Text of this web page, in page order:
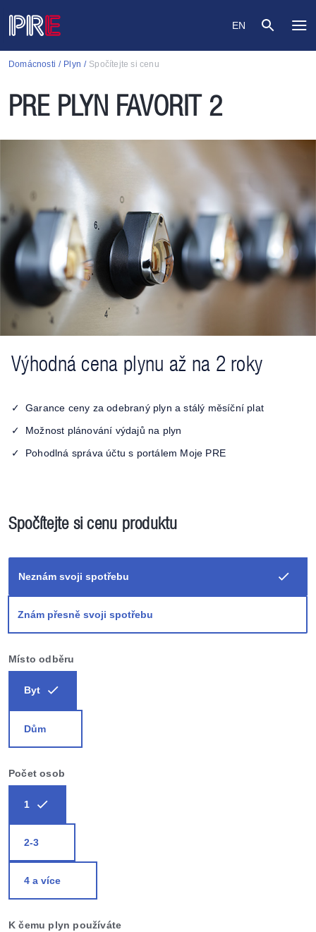
EN
Domácnosti Plyn Spočítejte si cenu
PRE PLYN FAVORIT 2
Výhodná cena plynu až na 2 roky
Garance ceny za odebraný plyn a stálý měsíční plat
Možnost plánování výdajů na plyn
Pohodlná správa účtu s portálem Moje PRE
Spočítejte si cenu produktu
Neznám svoji spotřebu
Znám přesně svoji spotřebu
Místo odběru
Byt
Dům
Počet osob
1
2-3
4 a více
K čemu plyn používáte